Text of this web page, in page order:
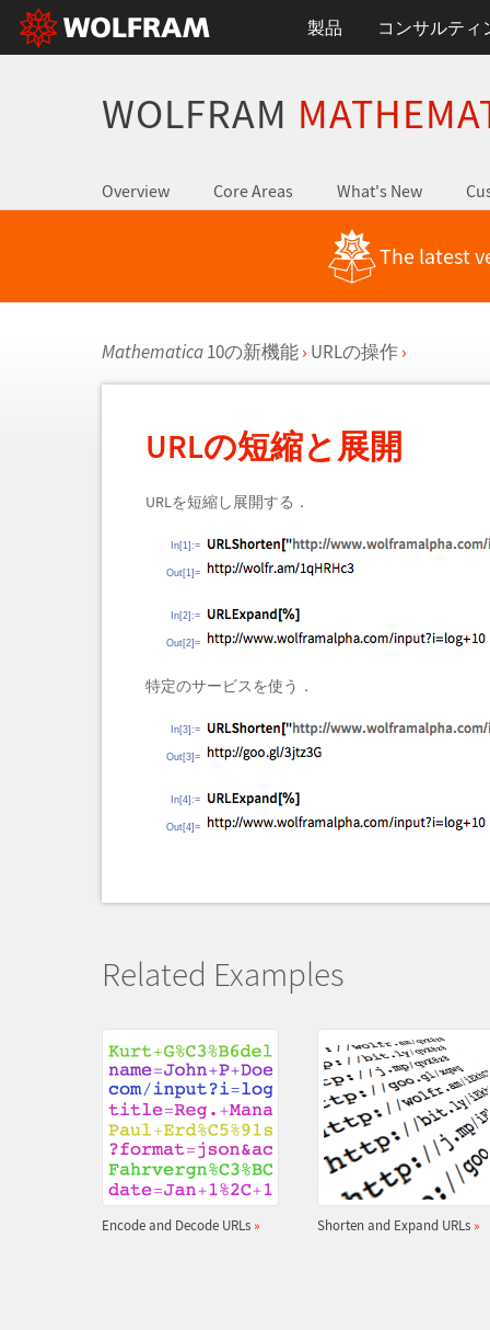
製品 コンサルティ
WOLFRAM
Overview Core Areas What's New
The latest
Mathematica10の新機能 › URLの操作 ›
URLの短縮と展開
URLを短縮し展開する．
In[1]:=
Out[1]=
In[2]:=
Out[2]=
特定のサービスを使う．
In[3]:=
Out[3]=
In[4]:=
Out[4]=
Related Examples
Encode and Decode URLs » Shorten and Expand URLs »